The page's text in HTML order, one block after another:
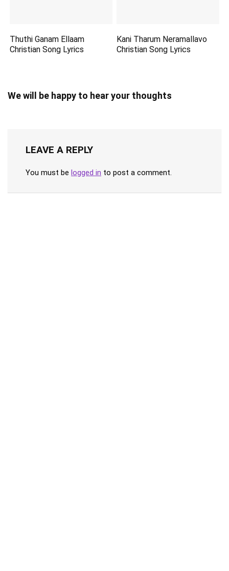
Thuthi Ganam Ellaam
Christian Song Lyrics
Kani Tharum Neramallavo
Christian Song Lyrics
We will be happy to hear your thoughts
LEAVE A REPLY
You must be logged in to post a comment.